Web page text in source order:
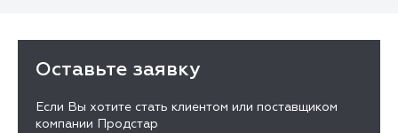
Оставьте заявку
Если Вы хотите стать клиентом или поставщиком
компании Продстар